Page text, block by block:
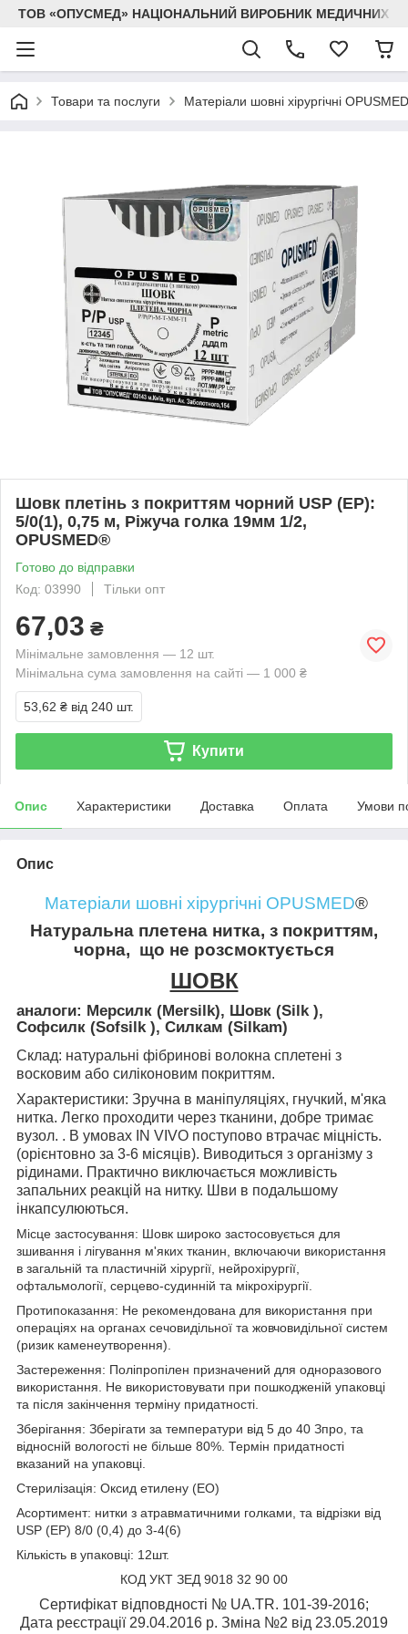
ТОВ «ОПУСМЕД» НАЦІОНАЛЬНИЙ ВИРОБНИК МЕДИЧНИХ
Товари та послуги Матеріали шовні хірургічні OPUSMED
Шовк плетінь з покриттям чорний USP (EP):
5/0(1), 0,75 м, Ріжуча голка 19мм 1/2,
OPUSMED®
Готово до відправки
Код: 03990
Тільки опт
67,03 ₴
Мінімальне замовлення — 12 шт.
Мінімальна сума замовлення на сайті — 1 000 ₴
53,62 ₴ від 240 шт.
Купити
Опис Характеристики Доставка Оплата Умови
Опис
Матеріали шовні хірургічні OPUSMED®
Натуральна плетена нитка, з покриттям,
чорна, що не розсмоктується
ШОВК
аналоги: Мерсилк (Mersilk), Шовк (Silk ),
Софсилк (Sofsilk ), Силкам (Silkam)
Склад: натуральні фібринові волокна сплетені з
восковим або силіконовим покриттям.
Характеристики: Зручна в маніпуляціях, гнучкий, м'яка
нитка. Легко проходити через тканини, добре тримає
вузол. . В умовах IN VIVO поступово втрачає міцність.
(орієнтовно за 3-6 місяців). Виводиться з організму з
рідинами. Практично виключається можливість
запальних реакцій на нитку. Шви в подальшому
інкапсулюються.
Місце застосування: Шовк широко застосовується для
зшивання і лігування м'яких тканин, включаючи використання
в загальній та пластичній хірургії, нейрохірургії,
офтальмології, серцево-судинній та мікрохірургії.
Протипоказання: Не рекомендована для використання при
операціях на органах сечовидільної та жовчовидільної систем
(ризик каменеутворення).
Застереження: Поліпропілен призначений для одноразового
використання. Не використовувати при пошкодженій упаковці
та після закінчення терміну придатності.
Зберігання: Зберігати за температури від 5 до 40 Зпро , та
відносній вологості не більше 80%. Термін придатності
вказаний на упаковці.
Стерилізація: Оксид етилену (ЕО)
Асортимент: нитки з атравматичними голками, та відрізки від
USP (EP) 8/0 (0,4) до 3-4(6)
Кількість в упаковці: 12шт.
КОД УКТ ЗЕД 9018 32 90 00
Сертифікат відповдності № UA.TR. 101-39-2016;
Дата реєстрації 29.04.2016 р. Зміна №2 від 23.05.2019